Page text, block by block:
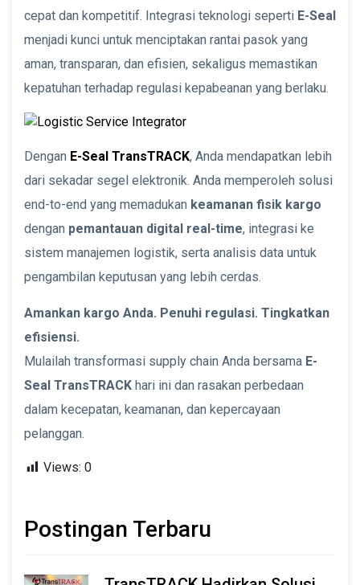
cepat dan kompetitif. Integrasi teknologi seperti E-Seal
menjadi kunci untuk menciptakan rantai pasok yang
aman, transparan, dan efisien, sekaligus memastikan
kepatuhan terhadap regulasi kepabeanan yang berlaku.
Dengan E-Seal TransTRACK, Anda mendapatkan lebih
dari sekadar segel elektronik. Anda memperoleh solusi
end-to-end yang memadukan keamanan fisik kargo
dengan pemantauan digital real-time, integrasi ke
sistem manajemen logistik, serta analisis data untuk
pengambilan keputusan yang lebih cerdas.
Amankan kargo Anda. Penuhi regulasi. Tingkatkan
efisiensi.
Mulailah transformasi supply chain Anda bersama E-
Seal TransTRACK hari ini dan rasakan perbedaan
dalam kecepatan, keamanan, dan kepercayaan
pelanggan.
Views: 0
Postingan Terbaru